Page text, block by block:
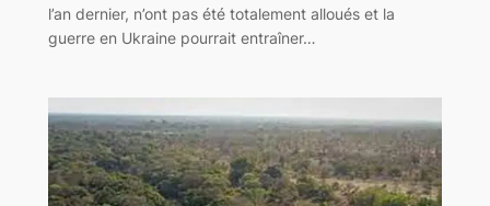
l’an dernier, n’ont pas été totalement alloués et la
guerre en Ukraine pourrait entraîner…